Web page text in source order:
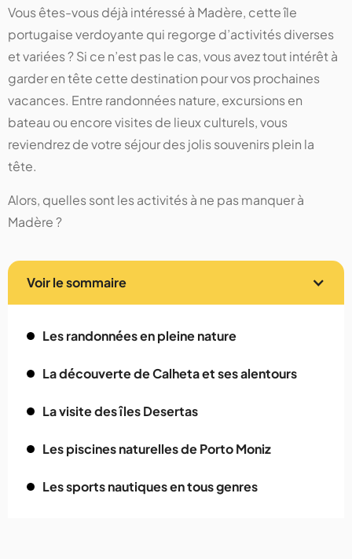
Vous êtes-vous déjà intéressé à Madère, cette île
portugaise verdoyante qui regorge d’activités diverses
et variées ? Si ce n’est pas le cas, vous avez tout intérêt à
garder en tête cette destination pour vos prochaines
vacances. Entre randonnées nature, excursions en
bateau ou encore visites de lieux culturels, vous
reviendrez de votre séjour des jolis souvenirs plein la
tête.
Alors, quelles sont les activités à ne pas manquer à
Madère ?
Voir le sommaire
Les randonnées en pleine nature
La découverte de Calheta et ses alentours
La visite des îles Desertas
Les piscines naturelles de Porto Moniz
Les sports nautiques en tous genres